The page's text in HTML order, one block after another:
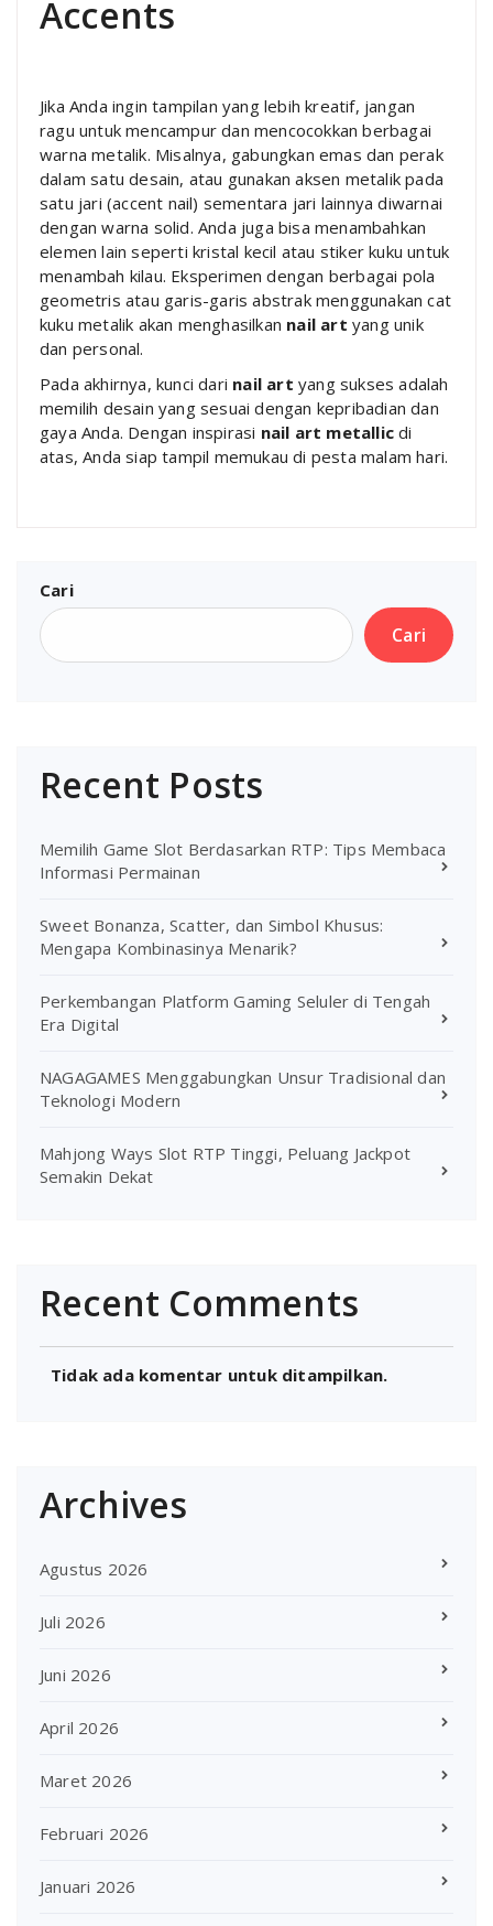
Accents
Jika Anda ingin tampilan yang lebih kreatif, jangan
ragu untuk mencampur dan mencocokkan berbagai
warna metalik. Misalnya, gabungkan emas dan perak
dalam satu desain, atau gunakan aksen metalik pada
satu jari (accent nail) sementara jari lainnya diwarnai
dengan warna solid. Anda juga bisa menambahkan
elemen lain seperti kristal kecil atau stiker kuku untuk
menambah kilau. Eksperimen dengan berbagai pola
geometris atau garis-garis abstrak menggunakan cat
kuku metalik akan menghasilkan nail art yang unik
dan personal.
Pada akhirnya, kunci dari nail art yang sukses adalah
memilih desain yang sesuai dengan kepribadian dan
gaya Anda. Dengan inspirasi nail art metallic di
atas, Anda siap tampil memukau di pesta malam hari.
Cari
Cari
Recent Posts
Memilih Game Slot Berdasarkan RTP: Tips Membaca
Informasi Permainan
Sweet Bonanza, Scatter, dan Simbol Khusus:
Mengapa Kombinasinya Menarik?
Perkembangan Platform Gaming Seluler di Tengah
Era Digital
NAGAGAMES Menggabungkan Unsur Tradisional dan
Teknologi Modern
Mahjong Ways Slot RTP Tinggi, Peluang Jackpot
Semakin Dekat
Recent Comments
Tidak ada komentar untuk ditampilkan.
Archives
Agustus 2026
Juli 2026
Juni 2026
April 2026
Maret 2026
Februari 2026
Januari 2026